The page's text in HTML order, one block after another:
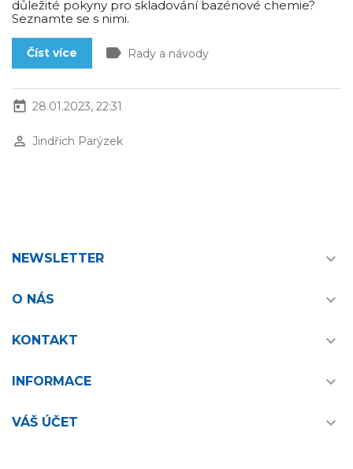
důležité pokyny pro skladování bazénové chemie?
Seznamte se s nimi.
Číst více label Rady a návody
today 28.01.2023, 22:31
perm_identity Jindřich Parýzek
NEWSLETTER 
O NÁS 
KONTAKT 
INFORMACE 
VÁŠ ÚČET 